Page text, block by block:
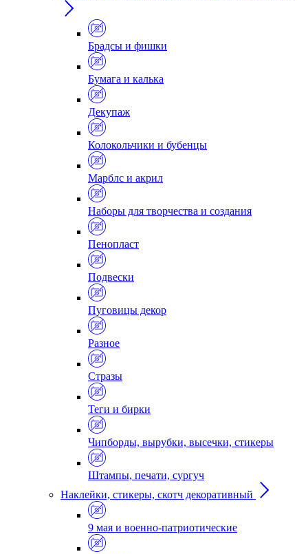
Брадсы и фишки
Бумага и калька
Декупаж
Колокольчики и бубенцы
Марблс и акрил
Наборы для творчества и создания
Пенопласт
Подвески
Пуговицы декор
Разное
Стразы
Теги и бирки
Чипборды, вырубки, высечки, стикеры
Штампы, печати, сургуч
Наклейки, стикеры, скотч декоративный
9 мая и военно-патриотические